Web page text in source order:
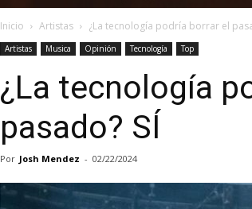
Inicio Artistas ¿La tecnología podría borrar el
Artistas Musica Opinión Tecnología Top
¿La tecnología
pasado? SÍ
Por Josh Mendez - 02/22/2024